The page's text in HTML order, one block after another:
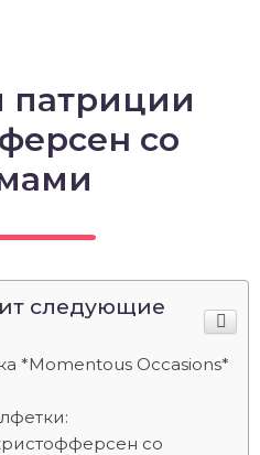
патриции
со
следующие
*Momentous Occasions*
со